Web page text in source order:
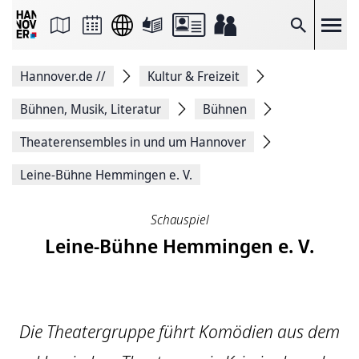
Suche
Seite
Facebook
teilen
Seitenlink
Seite
Hannover.de //
Kultur & Freizeit
Bühnen, Musik, Literatur
Bühnen
Theaterensembles in und um Hannover
Leine-Bühne Hemmingen e. V.
Schauspiel
Leine-Bühne Hemmingen e. V.
Die Theatergruppe führt Komödien aus dem